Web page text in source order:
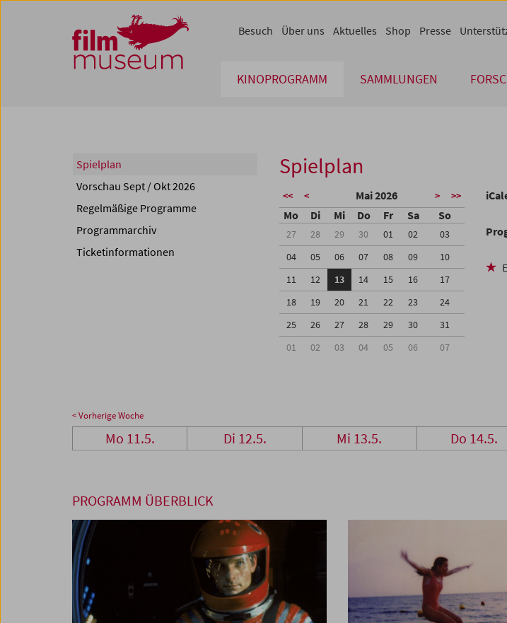
Zum Inhalt
Zum Hauptmenü
Zur Servicenavigation
Zum Suche
KINOPROGRAMM SAMMLUNGEN
Besuch Über uns Aktuelles Shop Presse
Spielplan
Vorschau Sept / Okt 2026
Regelmäßige Programme
Programmarchiv
Ticketinformationen
Spielplan
<< < Mai 2026 > >>
Mo Di Mi Do Fr Sa So
27 28 29 30 01 02
03
04
05 06 07 08 09
10
11
12 13 14 15 16
17
18
19 20 21 22 23
24
25
26 27 28 29 30
31
01
02 03 04 05 06 07
< Vorherige Woche
Mo 11.5. Di 12.5. Mi 13.5. Do 14.5.
PROGRAMM ÜBERBLICK